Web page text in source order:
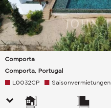
Comporta
Comporta, Portugal
L0032CP Saisonvermietungen